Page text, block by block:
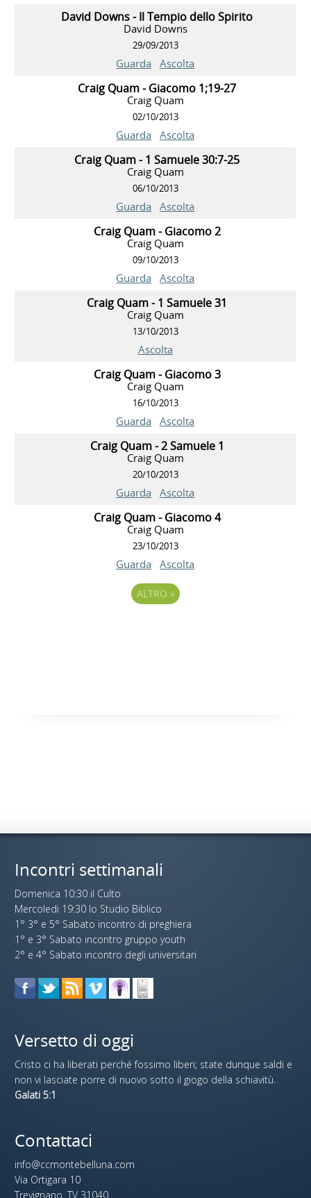
David Downs - Il Tempio dello Spirito
David Downs
29/09/2013
Guarda Ascolta
Craig Quam - Giacomo 1;19-27
Craig Quam
02/10/2013
Guarda Ascolta
Craig Quam - 1 Samuele 30:7-25
Craig Quam
06/10/2013
Guarda Ascolta
Craig Quam - Giacomo 2
Craig Quam
09/10/2013
Guarda Ascolta
Craig Quam - 1 Samuele 31
Craig Quam
13/10/2013
Ascolta
Craig Quam - Giacomo 3
Craig Quam
16/10/2013
Guarda Ascolta
Craig Quam - 2 Samuele 1
Craig Quam
20/10/2013
Guarda Ascolta
Craig Quam - Giacomo 4
Craig Quam
23/10/2013
Guarda Ascolta
ALTRO »
Incontri settimanali
Domenica 10:30 il Culto
Mercoledi 19:30 lo Studio Biblico
1° 3° e 5° Sabato incontro di preghiera
1° e 3° Sabato incontro gruppo youth
2° e 4° Sabato incontro degli universitari
Versetto di oggi
Cristo ci ha liberati perché fossimo liberi; state dunque saldi e
non vi lasciate porre di nuovo sotto il giogo della schiavitù.
Galati 5:1
Contattaci
info@ccmontebelluna.com
Via Ortigara 10
Trevignano, TV 31040